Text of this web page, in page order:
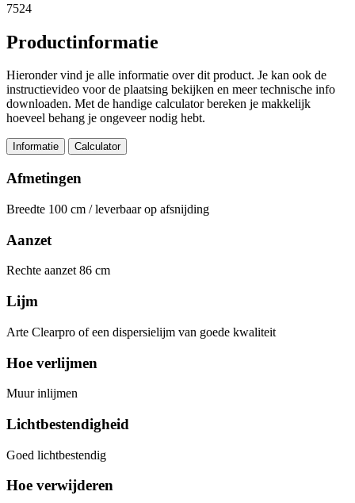
7524
Productinformatie
Hieronder vind je alle informatie over dit product. Je kan ook de
instructievideo voor de plaatsing bekijken en meer technische info
downloaden. Met de handige calculator bereken je makkelijk
hoeveel behang je ongeveer nodig hebt.
Informatie Calculator
Afmetingen
Breedte 100 cm / leverbaar op afsnijding
Aanzet
Rechte aanzet 86 cm
Lijm
Arte Clearpro of een dispersielijm van goede kwaliteit
Hoe verlijmen
Muur inlijmen
Lichtbestendigheid
Goed lichtbestendig
Hoe verwijderen